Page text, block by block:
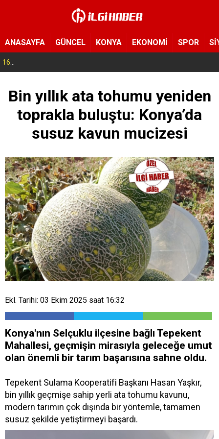
ANASAYFA GÜNCEL KONYA EKONOMİ SPOR
16:56
Bin yıllık ata tohumu yeniden
toprakla buluştu: Konya’da
susuz kavun mucizesi
Ekl. Tarihi: 03 Ekim 2025 saat 16:32
Konya'nın Selçuklu ilçesine bağlı Tepekent
Mahallesi, geçmişin mirasıyla geleceğe umut
olan önemli bir tarım başarısına sahne oldu.
Tepekent Sulama Kooperatifi Başkanı Hasan Yaşkır,
bin yıllık geçmişe sahip yerli ata tohumu kavunu,
modern tarımın çok dışında bir yöntemle, tamamen
susuz şekilde yetiştirmeyi başardı.